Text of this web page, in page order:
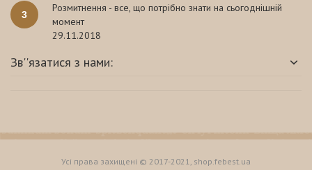
3
Розмитнення - все, що потрібно знати на сьогоднішній
момент
29.11.2018
Зв''язатися з нами:
Усі права захищені © 2017-2021, shop.febest.ua